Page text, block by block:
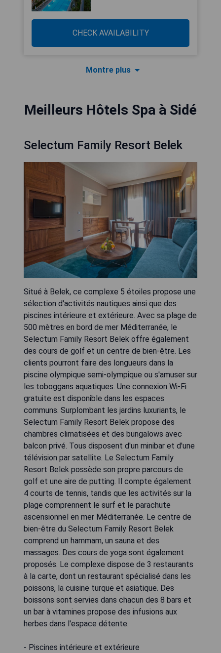
CHECK AVAILABILITY
Montre plus
Meilleurs Hôtels Spa à Sidé
Selectum Family Resort Belek
Situé à Belek, ce complexe 5 étoiles propose une
sélection d'activités nautiques ainsi que des
piscines intérieure et extérieure. Avec sa plage de
500 mètres en bord de mer Méditerranée, le
Selectum Family Resort Belek offre également
des cours de golf et un centre de bien-être. Les
clients pourront faire des longueurs dans la
piscine olympique semi-olympique ou s'amuser sur
les toboggans aquatiques. Une connexion Wi-Fi
gratuite est disponible dans les espaces
communs. Surplombant les jardins luxuriants, le
Selectum Family Resort Belek propose des
chambres climatisées et des bungalows avec
balcon privé. Tous disposent d'un minibar et d'une
télévision par satellite. Le Selectum Family
Resort Belek possède son propre parcours de
golf et une aire de putting. Il compte également
4 courts de tennis, tandis que les activités sur la
plage comprennent le surf et le parachute
ascensionnel en mer Méditerranée. Le centre de
bien-être du Selectum Family Resort Belek
comprend un hammam, un sauna et des
massages. Des cours de yoga sont également
proposés. Le complexe dispose de 3 restaurants
à la carte, dont un restaurant spécialisé dans les
poissons, la cuisine turque et asiatique. Des
boissons sont servies dans chacun des 8 bars et
un bar à vitamines propose des infusions aux
herbes dans l'espace détente.
- Piscines intérieure et extérieure